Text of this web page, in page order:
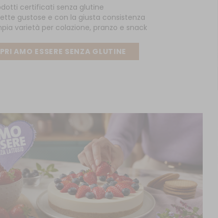
certificati senza glutine
gustose e con la giusta consistenza
varietà per colazione, pranzo e snack
AMO ESSERE SENZA GLUTINE